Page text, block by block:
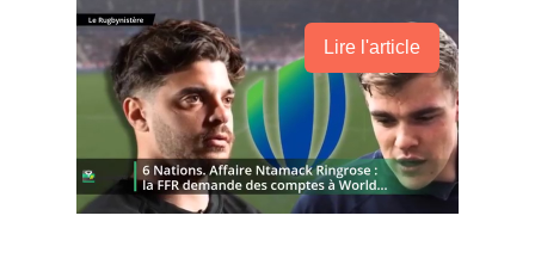
Lire l'article